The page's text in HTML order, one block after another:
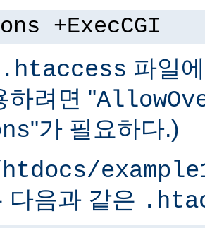
+ExecCGI
.htaccess 파일
하려면 "
"가 필요하다.)
htdocs/
다음과 같은